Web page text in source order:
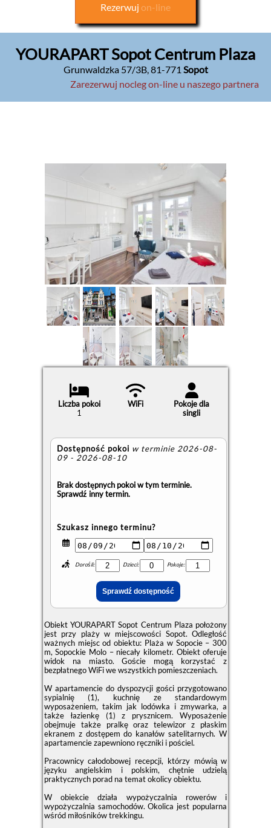
Rezerwuj on-line
YOURAPART Sopot Centrum Plaza
Grunwaldzka 57/3B,81-771 Sopot
Zarezerwuj nocleg on-line u naszego partnera
Liczba pokoi
1
WiFi
Pokoje dla
singli
Dostępność pokoi w terminie 2026-08-
09 - 2026-08-10
Brak dostępnych pokoi w tym terminie.
Sprawdź inny termin.
Szukasz innego terminu?
Dorośli: Dzieci: Pokoje:
Obiekt YOURAPART Sopot Centrum Plaza położony
jest przy plaży w miejscowości Sopot. Odległość
ważnych miejsc od obiektu: Plaża w Sopocie – 300
m, Sopockie Molo – niecały kilometr. Obiekt oferuje
widok na miasto. Goście mogą korzystać z
bezpłatnego WiFi we wszystkich pomieszczeniach.
W apartamencie do dyspozycji gości przygotowano
sypialnię (1), kuchnię ze standardowym
wyposażeniem, takim jak lodówka i zmywarka, a
także łazienkę (1) z prysznicem. Wyposażenie
obejmuje także pralkę oraz telewizor z płaskim
ekranem z dostępem do kanałów satelitarnych. W
apartamencie zapewniono ręczniki i pościel.
Pracownicy całodobowej recepcji, którzy mówią w
języku angielskim i polskim, chętnie udzielą
praktycznych porad na temat okolicy obiektu.
W obiekcie działa wypożyczalnia rowerów i
wypożyczalnia samochodów. Okolica jest popularna
wśród miłośników trekkingu.